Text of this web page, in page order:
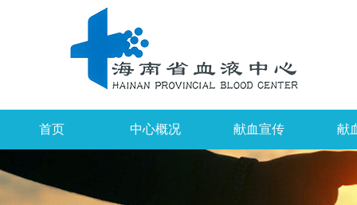
首页 中心概况 献血宣传 献